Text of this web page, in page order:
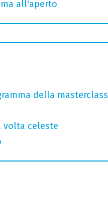
all'aperto
della masterclass
volta celeste